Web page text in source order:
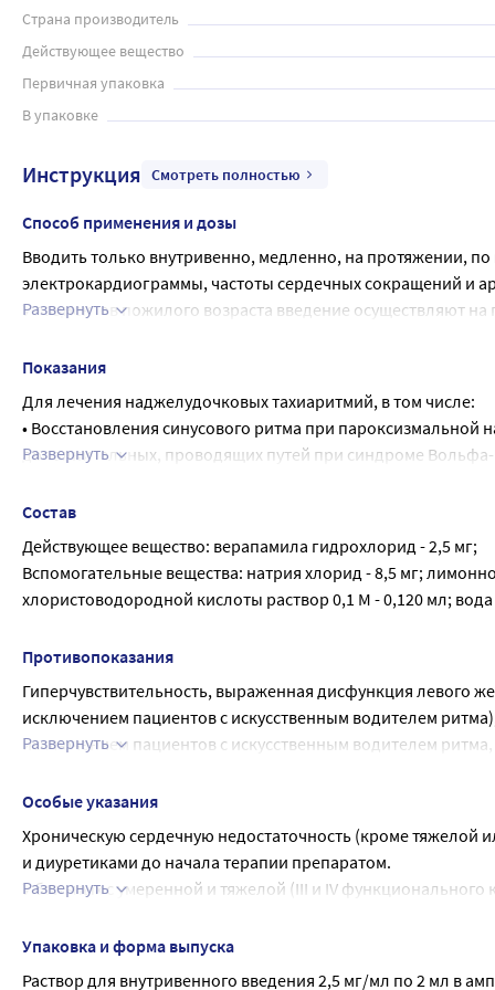
Страна производитель
Действующее вещество
Первичная упаковка
В упаковке
Инструкция Смотреть полностью
Способ применения и дозы
Вводить только внутривенно, медленно, на протяжении,
электрокардиограммы, частоты сердечных сокращений и
У пациентов пожилого возраста введение осуществляют
Для купирования пароксизмальных нарушений ритма
контролем ЭКГ и АД) по 2-4 мл раствора 2,5 мг/мл (5-10 мг).
же дозе. Раствор верапамила готовят путем разведения 2
Развернуть
Показания
Для лечения наджелудочковых тахиаритмий, в том числе:
• Восстановления синусового ритма при
дополнительных, проводящих путей при синдроме Вольфа-
случаев, когда трепетание или мерцание предсердий
Развернуть
Состав
Действующее вещество: верапамила гидрохлорид - 2,5 мг;
Вспомогательные вещества: натрия хлорид - 8,5 мг;
хлористоводородной кислоты раствор 0,1 М - 0,120 мл;
Противопоказания
Гиперчувствительность, выраженная дисфункция левого
исключением пациентов с искусственным водителем
исключением пациентов с искусственным водителем
наджелудочковой тахикардией, подлежащей лечению
мм рт.ст.) или кардиогенный шок, желудочковая
колхицином, с бета-адреноблокаторами внутривенно,
беременность, период лактации.
С осторожностью
(AV) блокада I ст., брадикардия, идиопатический
кардиомиопатия, одновременное применение с
Развернуть
Особые указания
Хроническую сердечную недостаточность (кроме тяжелой
и диуретиками до начала терапии препаратом.
У больных с умеренной и тяжелой (III и IV
препарата может развиться острая декомпенсация
Развернуть
Упаковка и форма выпуска
Раствор для внутривенного введения 2,5 мг/мл по 2 мл в